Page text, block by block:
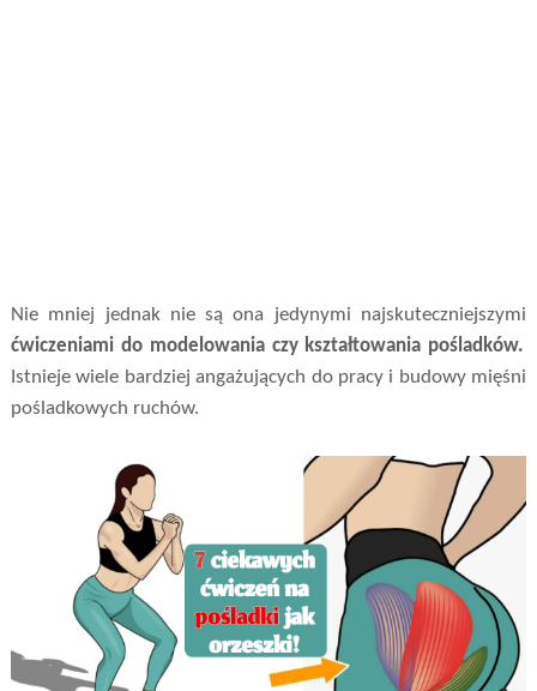
Nie mniej jednak nie są ona jedynymi najskuteczniejszymi
ćwiczeniami do modelowania czy kształtowania pośladków.
Istnieje wiele bardziej angażujących do pracy i budowy mięśni
pośladkowych ruchów.